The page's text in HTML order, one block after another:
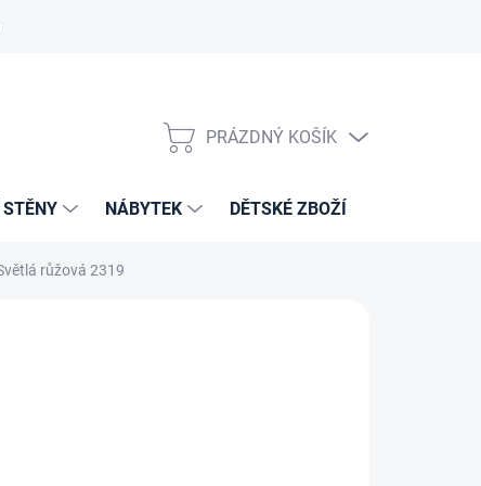
NÁKUPNÍ
PRÁZDNÝ KOŠÍK
STĚNY NÁBYTEK DĚTSKÉ ZBOŽÍ
růžová 2319